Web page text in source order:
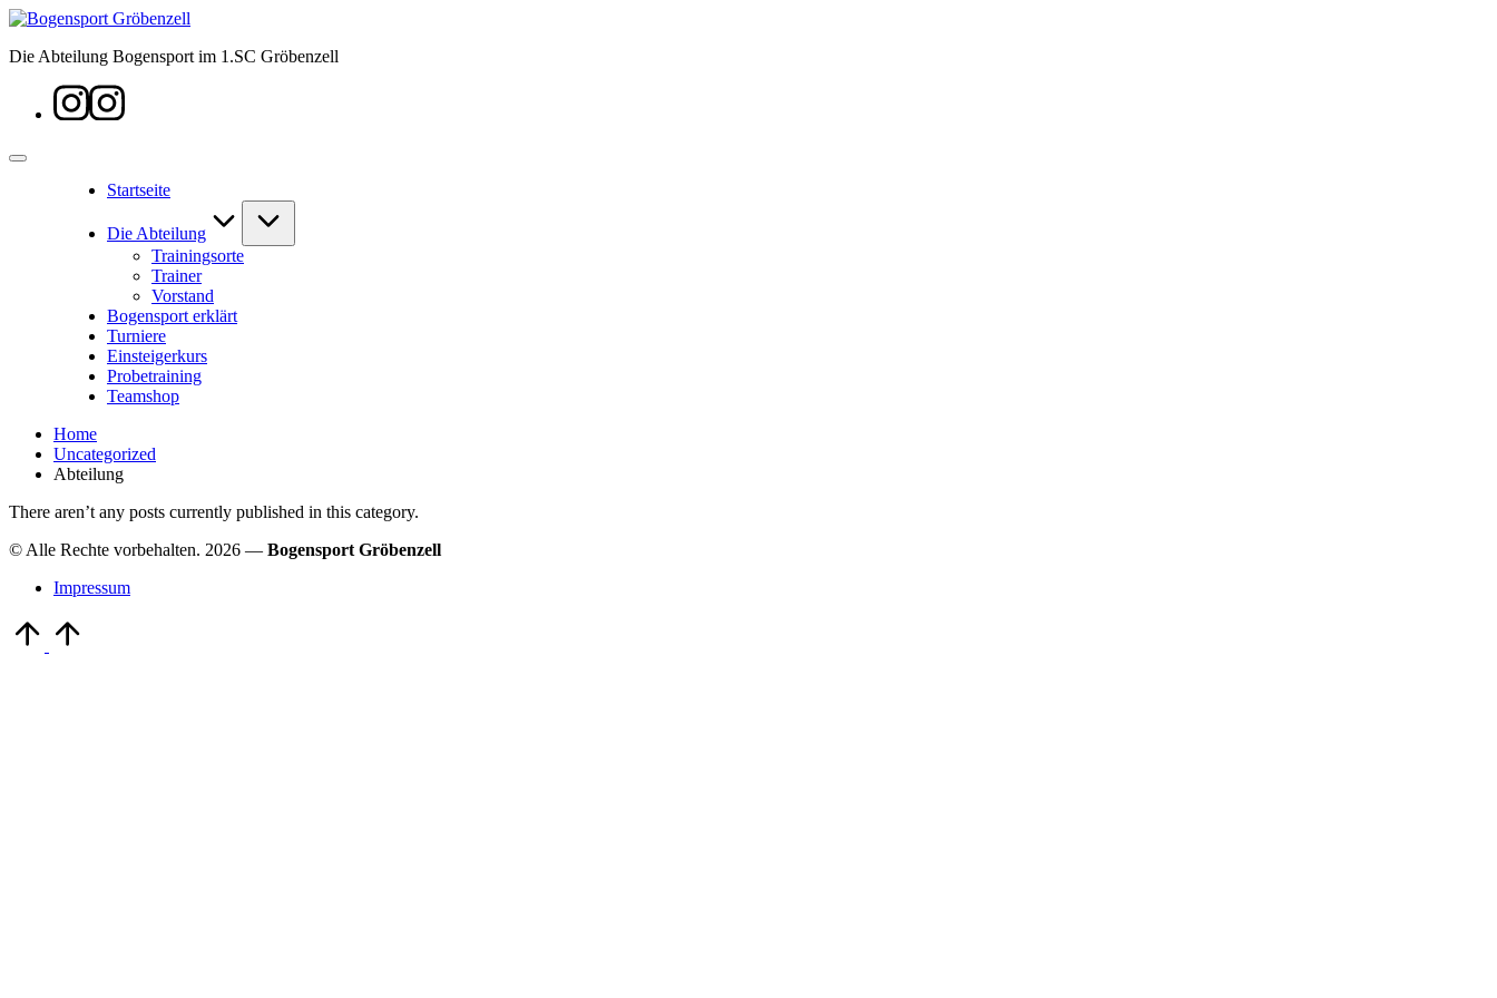
Skip
content
Die Abteilung Bogensport im 1.SC Gröbenzell
Instagram
Startseite
Die Abteilung
Trainingsorte
Trainer
Vorstand
Bogensport erklärt
Turniere
Einsteigerkurs
Probetraining
Teamshop
Home
Uncategorized
Abteilung
There aren’t any posts currently published in this category.
© Alle Rechte vorbehalten. 2026 — Bogensport Gröbenzell
Impressum